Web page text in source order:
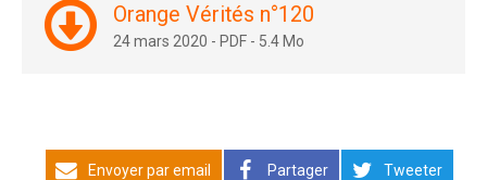
Orange Vérités n°120
24 mars 2020 - PDF - 5.4 Mo
Envoyer par email Partager Tweeter